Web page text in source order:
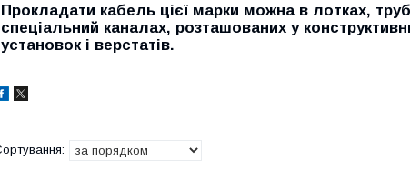
Прокладати кабель цієї марки можна в лотках,
спеціальний каналах, розташованих у
установок і верстатів.